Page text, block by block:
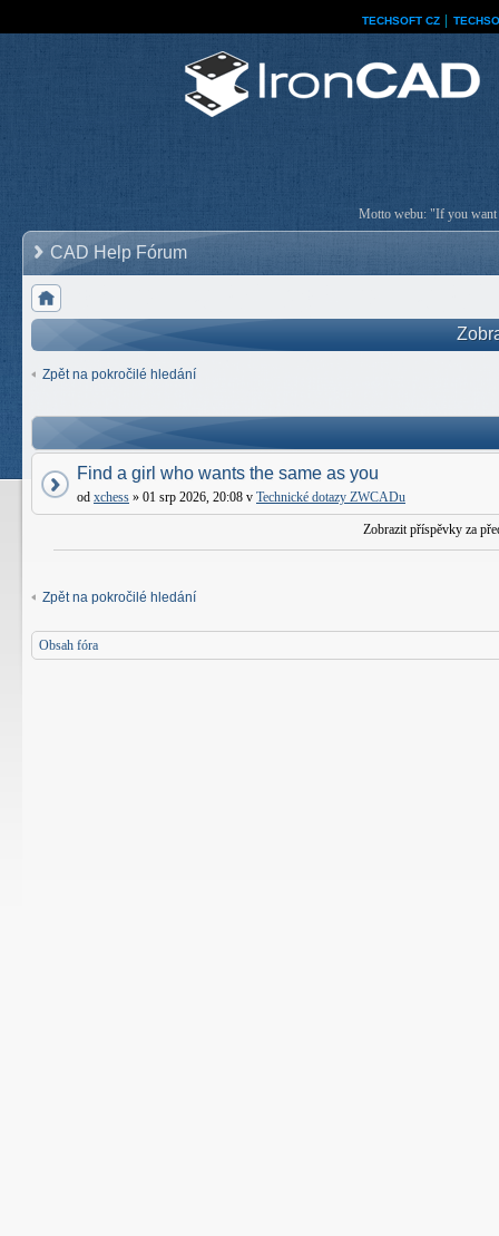
TECHSOFT CZ
Motto webu: "If you want
CAD Help Fórum
Zpět na pokročilé hledání
Find a girl who wants the same as you
od xchess » 01 srp 2026, 20:08 v Technické dotazy ZWCADu
Zobrazit příspěvky za
Zpět na pokročilé hledání
Obsah fóra